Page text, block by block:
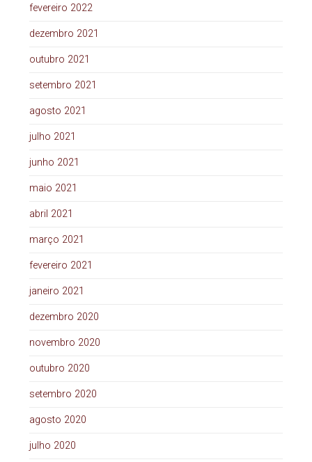
fevereiro 2022
dezembro 2021
outubro 2021
setembro 2021
agosto 2021
julho 2021
junho 2021
maio 2021
abril 2021
março 2021
fevereiro 2021
janeiro 2021
dezembro 2020
novembro 2020
outubro 2020
setembro 2020
agosto 2020
julho 2020